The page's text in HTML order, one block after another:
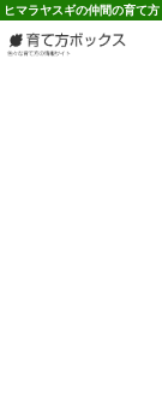
ヒマラヤスギの仲間の育て